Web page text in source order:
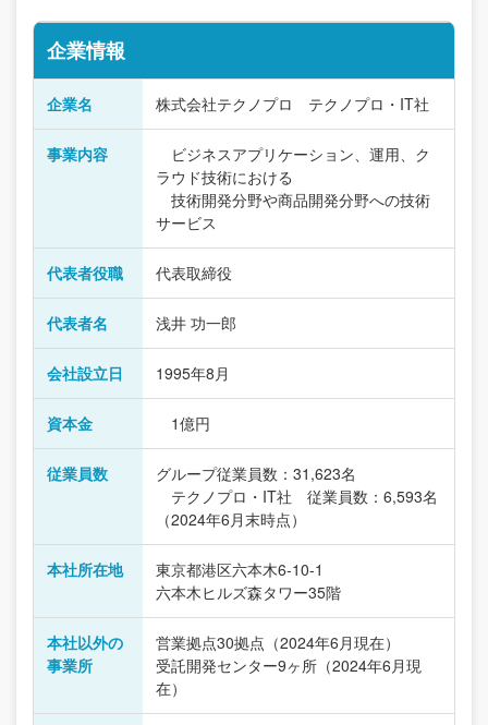
企業情報
企業名 株式会社テクノプロ テクノプロ・IT社
事業内容
ビジネスアプリケーション、運用、ク
ラウド技術における
技術開発分野や商品開発分野への技術
サービス
代表者役職 代表取締役
代表者名 浅井 功一郎
会社設立日 1995年8月
資本金 1億円
従業員数
グループ従業員数：31,623名
テクノプロ・IT社 従業員数：6,593名
（2024年6月末時点）
本社所在地
東京都港区六本木6-10-1
六本木ヒルズ森タワー35階
本社以外の
事業所
営業拠点30拠点（2024年6月現在）
受託開発センター9ヶ所（2024年6月現
在）